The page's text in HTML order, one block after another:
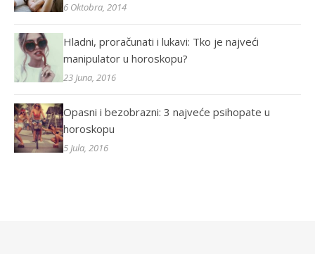
6 Oktobra, 2014
Hladni, proračunati i lukavi: Tko je najveći
manipulator u horoskopu?
23 Juna, 2016
Opasni i bezobrazni: 3 najveće psihopate u
horoskopu
5 Jula, 2016